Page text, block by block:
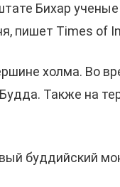
Бихар
пишет Times of
холма. Во
Также на
буддийский